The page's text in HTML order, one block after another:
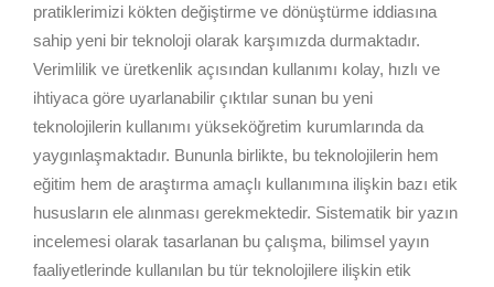
pratiklerimizi kökten değiştirme ve dönüştürme iddiasına
sahip yeni bir teknoloji olarak karşımızda durmaktadır.
Verimlilik ve üretkenlik açısından kullanımı kolay, hızlı ve
ihtiyaca göre uyarlanabilir çıktılar sunan bu yeni
teknolojilerin kullanımı yükseköğretim kurumlarında da
yaygınlaşmaktadır. Bununla birlikte, bu teknolojilerin hem
eğitim hem de araştırma amaçlı kullanımına ilişkin bazı etik
hususların ele alınması gerekmektedir. Sistematik bir yazın
incelemesi olarak tasarlanan bu çalışma, bilimsel yayın
faaliyetlerinde kullanılan bu tür teknolojilere ilişkin etik